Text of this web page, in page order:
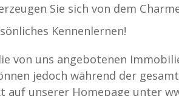
Sie sich von dem
Kennenlernen!
von uns angebotenen
jedoch während der
unserer Homepage unter